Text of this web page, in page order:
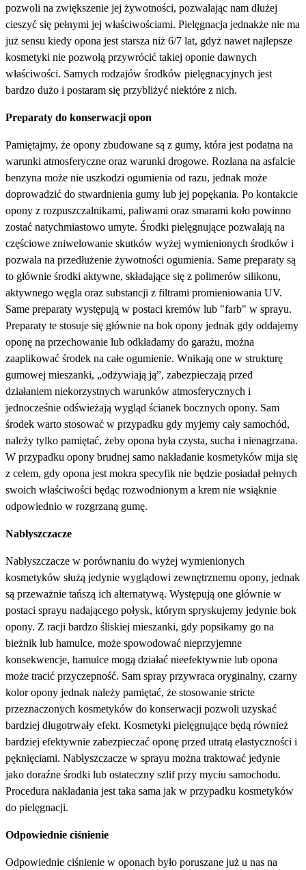
pozwoli na zwiększenie jej żywotności, pozwalając nam dłużej
cieszyć się pełnymi jej właściwościami. Pielęgnacja jednakże nie ma
już sensu kiedy opona jest starsza niż 6/7 lat, gdyż nawet najlepsze
kosmetyki nie pozwolą przywrócić takiej oponie dawnych
właściwości. Samych rodzajów środków pielęgnacyjnych jest
bardzo dużo i postaram się przybliżyć niektóre z nich.
Preparaty do konserwacji opon
Pamiętajmy, że opony zbudowane są z gumy, która jest podatna na
warunki atmosferyczne oraz warunki drogowe. Rozlana na asfalcie
benzyna może nie uszkodzi ogumienia od razu, jednak może
doprowadzić do stwardnienia gumy lub jej popękania. Po kontakcie
opony z rozpuszczalnikami, paliwami oraz smarami koło powinno
zostać natychmiastowo umyte. Środki pielęgnujące pozwalają na
częściowe zniwelowanie skutków wyżej wymienionych środków i
pozwala na przedłużenie żywotności ogumienia. Same preparaty są
to głównie środki aktywne, składające się z polimerów silikonu,
aktywnego węgla oraz substancji z filtrami promieniowania UV.
Same preparaty występują w postaci kremów lub "farb" w sprayu.
Preparaty te stosuje się głównie na bok opony jednak gdy oddajemy
oponę na przechowanie lub odkładamy do garażu, można
zaaplikować środek na całe ogumienie. Wnikają one w strukturę
gumowej mieszanki, „odżywiają ją”, zabezpieczają przed
działaniem niekorzystnych warunków atmosferycznych i
jednocześnie odświeżają wygląd ścianek bocznych opony. Sam
środek warto stosować w przypadku gdy myjemy cały samochód,
należy tylko pamiętać, żeby opona była czysta, sucha i nienagrzana.
W przypadku opony brudnej samo nakładanie kosmetyków mija się
z celem, gdy opona jest mokra specyfik nie będzie posiadał pełnych
swoich właściwości będąc rozwodnionym a krem nie wsiąknie
odpowiednio w rozgrzaną gumę.
Nabłyszczacze
Nabłyszczacze w porównaniu do wyżej wymienionych
kosmetyków służą jedynie wyglądowi zewnętrznemu opony, jednak
są przeważnie tańszą ich alternatywą. Występują one głównie w
postaci sprayu nadającego połysk, którym spryskujemy jedynie bok
opony. Z racji bardzo śliskiej mieszanki, gdy popsikamy go na
bieżnik lub hamulce, może spowodować nieprzyjemne
konsekwencje, hamulce mogą działać nieefektywnie lub opona
może tracić przyczepność. Sam spray przywraca oryginalny, czarny
kolor opony jednak należy pamiętać, że stosowanie stricte
przeznaczonych kosmetyków do konserwacji pozwoli uzyskać
bardziej długotrwały efekt. Kosmetyki pielęgnujące będą również
bardziej efektywnie zabezpieczać oponę przed utratą elastyczności i
pęknięciami. Nabłyszczacze w sprayu można traktować jedynie
jako doraźne środki lub ostateczny szlif przy myciu samochodu.
Procedura nakładania jest taka sama jak w przypadku kosmetyków
do pielęgnacji.
Odpowiednie ciśnienie
Odpowiednie ciśnienie w oponach było poruszane już u nas na